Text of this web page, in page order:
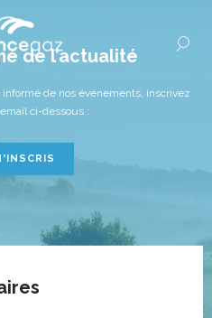
de l’actualité
de nos événements, inscrivez
ci-dessous :